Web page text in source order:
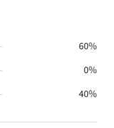
60%
0%
40%